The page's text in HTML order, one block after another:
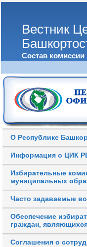
Вестник
Состав комиссии
О Республике
Информация о ЦИК
Избирательные
муниципальных
Часто задаваемые
Обеспечение
граждан,
Соглашения о